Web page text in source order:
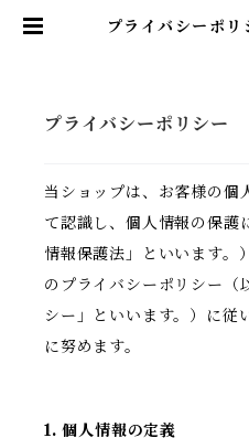
プライバシーポ
プライバシーポリシー
当ショップは、お客様の個
て認識し、個人情報の保護
情報保護法」といいます。
のプライバシーポリシー（
シー」といいます。）に従
に努めます。
1. 個人情報の定義